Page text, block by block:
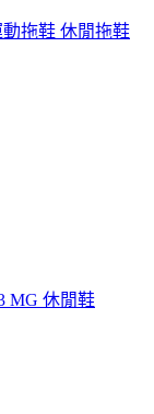
動拖鞋 休閒拖鞋
MG 休閒鞋